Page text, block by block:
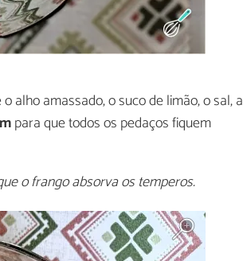
alho amassado, o suco de limão, o sal, a
para que todos os pedaços fiquem
o frango absorva os temperos.